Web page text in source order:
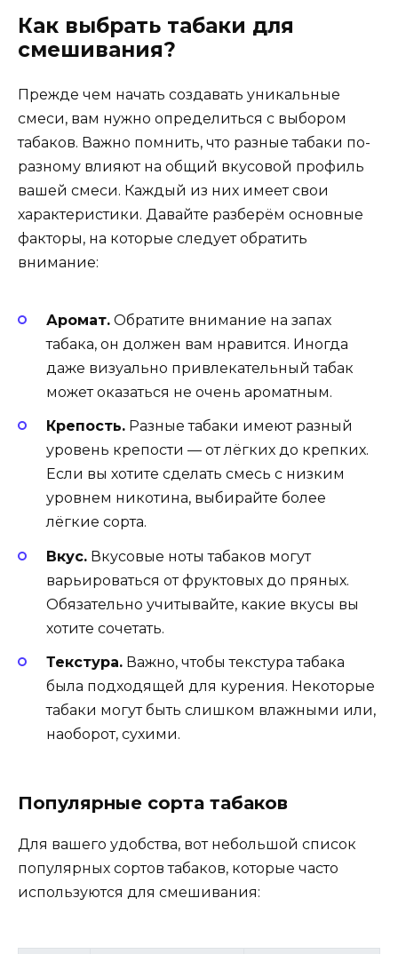
Как выбрать табаки для
смешивания?
Прежде чем начать создавать уникальные
смеси, вам нужно определиться с выбором
табаков. Важно помнить, что разные табаки по-
разному влияют на общий вкусовой профиль
вашей смеси. Каждый из них имеет свои
характеристики. Давайте разберём основные
факторы, на которые следует обратить
внимание:
Аромат. Обратите внимание на запах
табака, он должен вам нравится. Иногда
даже визуально привлекательный табак
может оказаться не очень ароматным.
Крепость. Разные табаки имеют разный
уровень крепости — от лёгких до крепких.
Если вы хотите сделать смесь с низким
уровнем никотина, выбирайте более
лёгкие сорта.
Вкус. Вкусовые ноты табаков могут
варьироваться от фруктовых до пряных.
Обязательно учитывайте, какие вкусы вы
хотите сочетать.
Текстура. Важно, чтобы текстура табака
была подходящей для курения. Некоторые
табаки могут быть слишком влажными или,
наоборот, сухими.
Популярные сорта табаков
Для вашего удобства, вот небольшой список
популярных сортов табаков, которые часто
используются для смешивания: